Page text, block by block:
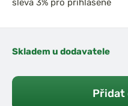
sleva 3% pro přihlášené
Skladem u dodavatele
Přidat